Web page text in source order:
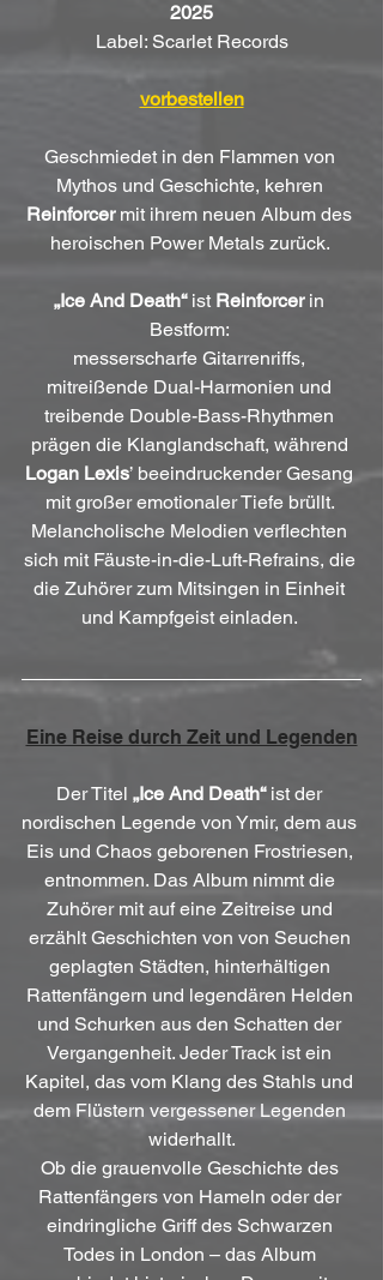
2025
Label: Scarlet Records
vorbestellen
Geschmiedet in den Flammen von
Mythos und Geschichte, kehren
Reinforcer mit ihrem neuen Album des
heroischen Power Metals zurück.
„Ice And Death“ ist Reinforcer in
Bestform:
messerscharfe Gitarrenriffs,
mitreißende Dual-Harmonien und
treibende Double-Bass-Rhythmen
prägen die Klanglandschaft, während
Logan Lexis’ beeindruckender Gesang
mit großer emotionaler Tiefe brüllt.
Melancholische Melodien verflechten
sich mit Fäuste-in-die-Luft-Refrains, die
die Zuhörer zum Mitsingen in Einheit
und Kampfgeist einladen.
Eine Reise durch Zeit und Legenden
Der Titel „Ice And Death“ ist der
nordischen Legende von Ymir, dem aus
Eis und Chaos geborenen Frostriesen,
entnommen. Das Album nimmt die
Zuhörer mit auf eine Zeitreise und
erzählt Geschichten von von Seuchen
geplagten Städten, hinterhältigen
Rattenfängern und legendären Helden
und Schurken aus den Schatten der
Vergangenheit. Jeder Track ist ein
Kapitel, das vom Klang des Stahls und
dem Flüstern vergessener Legenden
widerhallt.
Ob die grauenvolle Geschichte des
Rattenfängers von Hameln oder der
eindringliche Griff des Schwarzen
Todes in London – das Album